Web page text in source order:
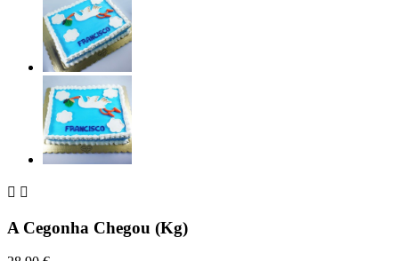
 
A Cegonha Chegou (Kg)